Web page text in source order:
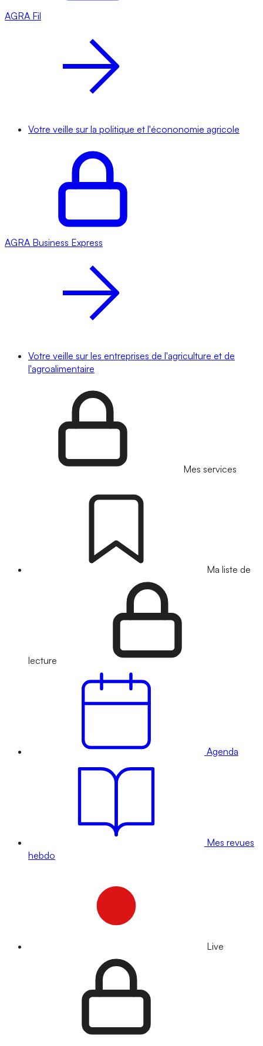
AGRA Fil
Votre veille sur la politique et l'écononomie agricole
AGRA Business Express
Votre veille sur les entreprises de l'agriculture et de
l'agroalimentaire
Mes services
Ma liste de
lecture
Agenda
Mes revues
hebdo
Live